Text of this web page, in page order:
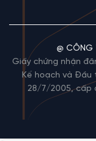
@ CÔNG
Giấy chứng nhận
Kế hoạch và Đầu
28/7/2005, cấp